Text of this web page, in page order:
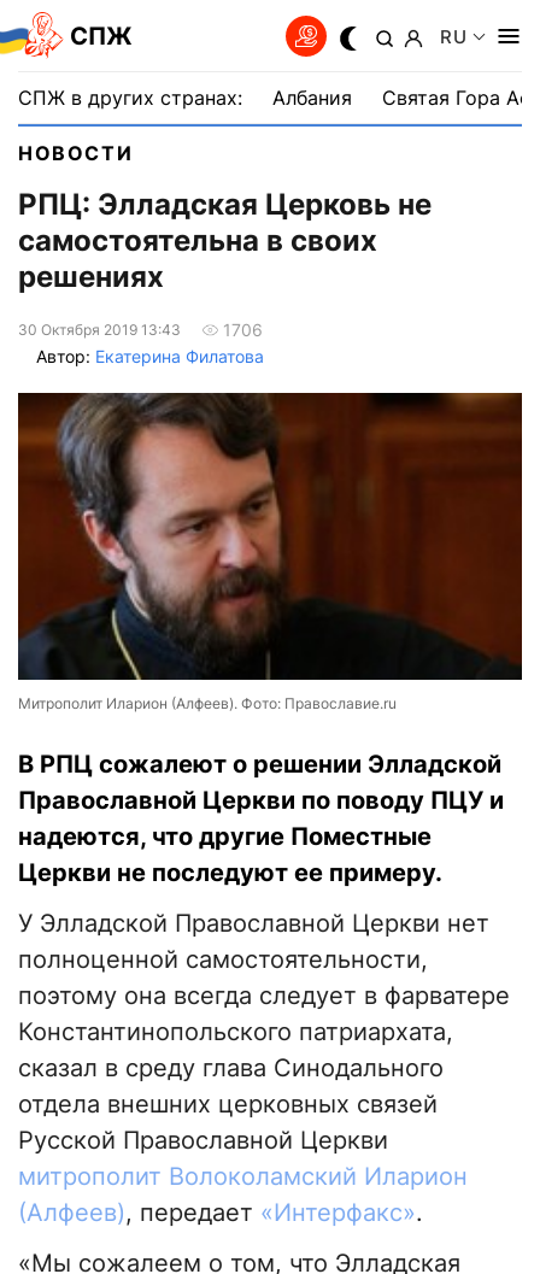
СПЖ RU
СПЖ в других странах: Албания Святая Гора
НОВОСТИ
РПЦ: Элладская Церковь не
самостоятельна в своих
решениях
30 Октября 2019 13:43
1706
Автор: Екатерина Филатова
Митрополит Иларион (Алфеев). Фото: Православие.ru
В РПЦ сожалеют о решении Элладской
Православной Церкви по поводу ПЦУ и
надеются, что другие Поместные
Церкви не последуют ее примеру.
У Элладской Православной Церкви нет
полноценной самостоятельности,
поэтому она всегда следует в фарватере
Константинопольского патриархата,
сказал в среду глава Синодального
отдела внешних церковных связей
Русской Православной Церкви
митрополит Волоколамский Иларион
(Алфеев), передает «Интерфакс».
«Мы сожалеем о том, что Элладская